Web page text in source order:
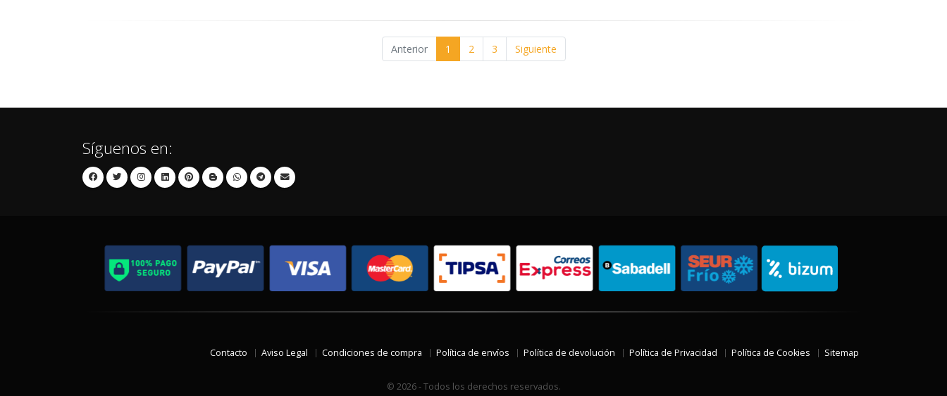
Anterior 1 2 3 Siguiente
Síguenos en:
Contacto Aviso Legal Condiciones de compra Política de envíos Política de devolución Política de Privacidad Política de Cookies Sitemap
© 2026 - Todos los derechos reservados.